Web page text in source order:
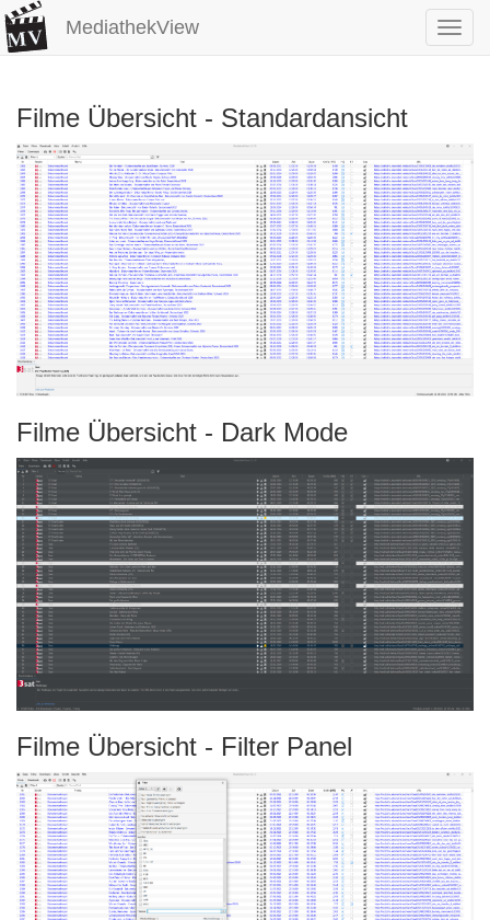
MediathekView
Filme Übersicht - Standardansicht
Filme Übersicht - Dark Mode
Filme Übersicht - Filter Panel